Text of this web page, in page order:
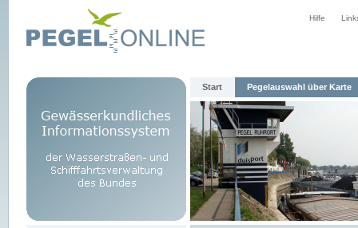
Hilfe
Start Pegelauswahl über Karte